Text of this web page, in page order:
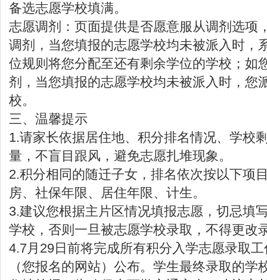
备选志愿学校填满。
志愿调剂：页面提供是否愿意服从调剂选项
调剂，当您填报的志愿学校均未被派入时，
位规则将您分配至还有剩余学位的学校；如
剂，当您填报的志愿学校均未被派入时，您
校。
三、温馨提示
1.请家长依据居住地、积分排名情况、学校
量，不盲目跟风，避免志愿扎堆现象。
2.积分相同的随迁子女，排名依次按以下项
房、社保年限、居住年限、计生。
3.建议您根据主片区情况填报志愿，切忌填
学校，否则一旦被志愿学校录取，不得更改
4.7月29日前将完成所有积分入学志愿录取
（您报名的网站）公布。学生最终录取的学